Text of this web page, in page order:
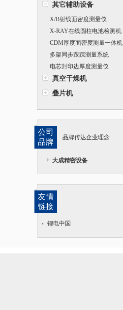
其它辅助设备
X/B射线面密度测量仪
X-RAY在线圆柱电池检测机
CDM厚度面密度测量一体机
多架同步跟踪测量系统
电芯封印边厚度测量仪
真空干燥机
叠片机
公司
品牌
品牌传达企业理念
大成精密设备
友情
链接
锂电中国